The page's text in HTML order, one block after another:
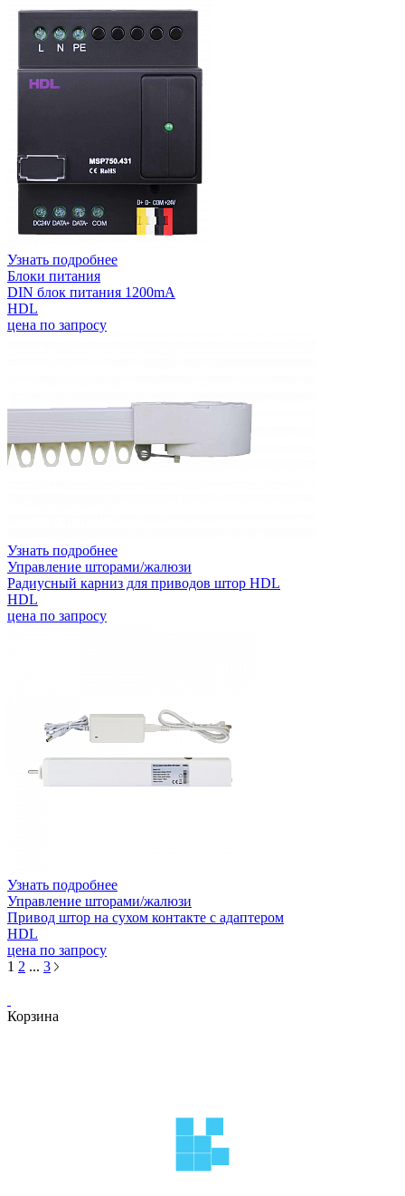
Узнать подробнее
Блоки питания
DIN блок питания 1200mA
HDL
цена по запросу
Узнать подробнее
Управление шторами/жалюзи
Радиусный карниз для приводов штор HDL
HDL
цена по запросу
Узнать подробнее
Управление шторами/жалюзи
Привод штор на сухом контакте с адаптером
HDL
цена по запросу
1 2 ... 3
Корзина